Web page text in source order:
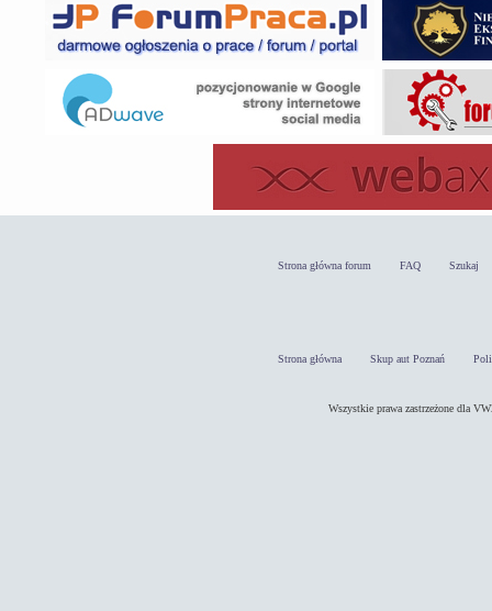
Strona główna forum FAQ Szukaj
Strona główna Skup aut Poznań
Wszystkie prawa zastrzeżone dla